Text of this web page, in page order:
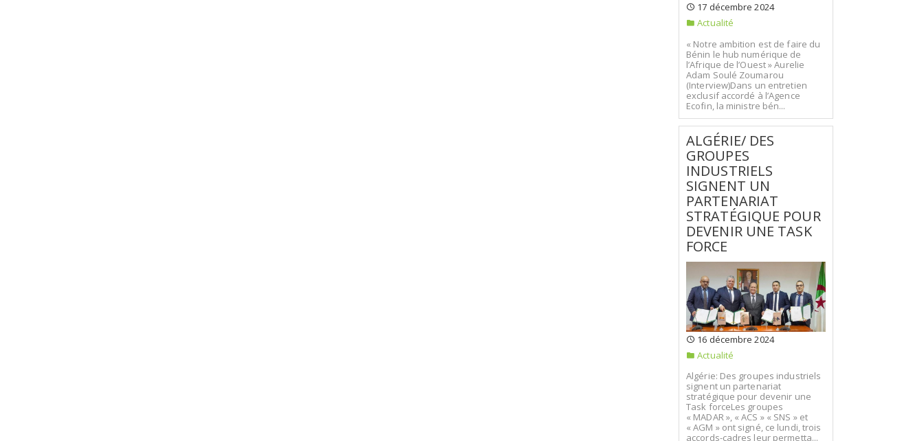
17 décembre 2024
Actualité
« Notre ambition est de faire du
Bénin le hub numérique de
l’Afrique de l’Ouest » Aurelie
Adam Soulé Zoumarou
(Interview)Dans un entretien
exclusif accordé à l’Agence
Ecofin, la ministre bén...
ALGÉRIE/ DES
GROUPES
INDUSTRIELS
SIGNENT UN
PARTENARIAT
STRATÉGIQUE POUR
DEVENIR UNE TASK
FORCE
16 décembre 2024
Actualité
Algérie: Des groupes industriels
signent un partenariat
stratégique pour devenir une
Task forceLes groupes
« MADAR », « ACS » « SNS » et
« AGM » ont signé, ce lundi, trois
accords-cadres leur permetta...